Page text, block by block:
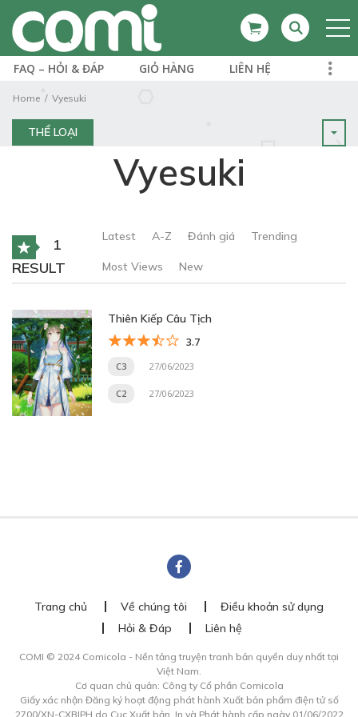
FAQ – HỎI & ĐÁP GIỎ HÀNG LIÊN HỆ
Home Vyesuki
THỂ LOẠI
Vyesuki
1
RESULT
Latest A-Z Đánh giá Trending
Most Views New
Thiên Kiếp Câu Tịch
3.7
C3 27/06/2023
C2 27/06/2023
Trang chủ Về chúng tôi
Điều khoản sử dụng
Hỏi & Đáp
Liên hệ
COMI © 2024 Comicola - Nền tảng truyện tranh bản quyền duy nhất tại
Việt Nam.
Cơ quan chủ quản: Công ty Cổ phần Comicola
Giấy xác nhận Đăng ký hoạt động phát hành Xuất bản phẩm điện tử số
2700/XN-CXBIPH do Cục Xuất bản, In và Phát hành cấp ngày 01/06/2022